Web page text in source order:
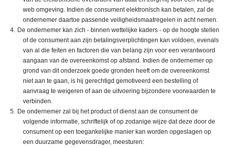
web omgeving. Indien de consument elektronisch kan betalen, zal de
ondernemer daartoe passende veiligheidsmaatregelen in acht nemen.
De ondernemer kan zich - binnen wettelijke kaders - op de hoogte stellen
of de consument aan zijn betalingsverplichtingen kan voldoen, evenals
van al die feiten en factoren die van belang zijn voor een verantwoord
aangaan van de overeenkomst op afstand. Indien de ondernemer op
grond van dit onderzoek goede gronden heeft om de overeenkomst
niet aan te gaan, is hij gerechtigd gemotiveerd een bestelling of
aanvraag te weigeren of aan de uitvoering bijzondere voorwaarden te
verbinden.
De ondernemer zal bij het product of dienst aan de consument de
volgende informatie, schriftelijk of op zodanige wijze dat deze door de
consument op een toegankelijke manier kan worden opgeslagen op
een duurzame gegevensdrager, meesturen: